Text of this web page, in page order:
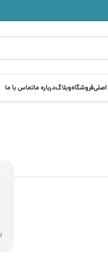
فروشگاهوبلاگدرباره ماتماس با ما